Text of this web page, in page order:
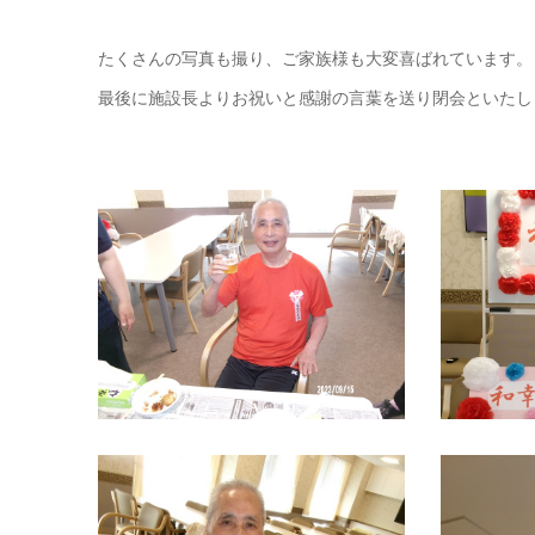
たくさんの写真も撮り、ご家族様も大変喜ばれています。
最後に施設長よりお祝いと感謝の言葉を送り閉会といた